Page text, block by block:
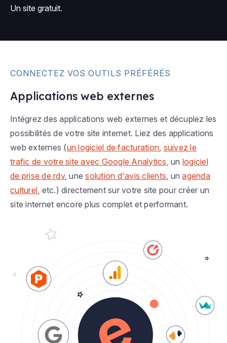
Un site gratuit.
CONNECTEZ VOS OUTILS PRÉFÉRÉS
Applications web externes
Intégrez des applications web externes et décuplez les
possibilités de votre site internet. Liez des applications
web externes (un logiciel de facturation, suivez le
trafic de votre site avec Google Analytics, un logiciel
de prise de rdv, unesolution d'avis clients, unagenda
culturel, etc.) directement sur votre site pour créer un
site internet encore plus complet et performant.